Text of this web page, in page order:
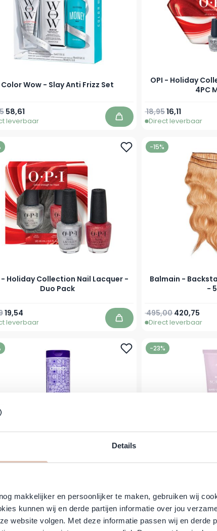
Details
makkelijker en persoonlijker te maken, gebruiken wij
kunnen wij en derde partijen informatie over jou
website volgen. Met deze informatie passen wij en derde
Color Wow - Slay Anti Frizz Set
Speciale prijs
58,61
prijs
leverbaar In winkelwagen
OPI - Holiday
4PC
Speciale prijs
16,11
Normale prijs
18,95
Direct leverbaar
- Holiday Collection Nail Lacquer -
Duo Pack
Speciale prijs
19,54
prijs
leverbaar In winkelwagen
-15%
Balmain -
-
Vanaf
420,75
Normale prijs
495,00
Direct leverbaar
- Bust Your Brass Cool Blonde
Speciale prijs
25,50
prijs
leverbaar In winkelwagen
-23%
Speciale
42,95
Normale prijs
56,05
Direct leverbaar